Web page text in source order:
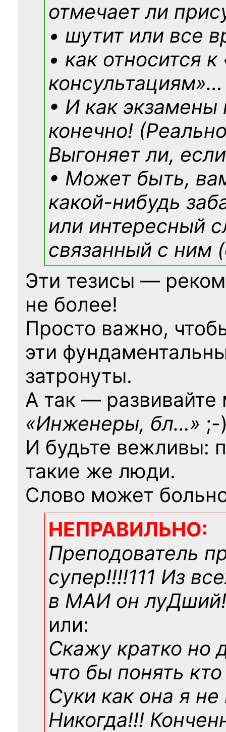
отмечает ли
• шутит или все
• как относится
консультациям»…
• И как экзамены
конечно!
Выгоняет ли,
• Может быть,
какой-нибудь
или интересный
связанный с ним
Эти тезисы —
не более!
Просто важно,
эти
затронуты.
А так — развивайте
«Инженеры, бл…» ;-
И будьте вежливы:
такие же люди.
Слово может
НЕПРАВИЛЬНО:
Преподователь
супер!!!!111 Из
в МАИ он
или:
Скажу кратко но
что бы понять
Суки как она я не
Никогда!!!